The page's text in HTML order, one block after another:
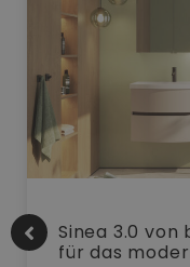
Sinea 3.0 von
für das